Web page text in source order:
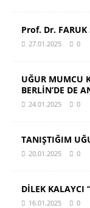
Prof. Dr. FARUK
27.01.2025 0
UĞUR MUMCU
BERLİN’DE DE
24.01.2025 0
TANIŞTIĞIM
20.01.2025 0
DİLEK KALAYCI
16.01.2025 0